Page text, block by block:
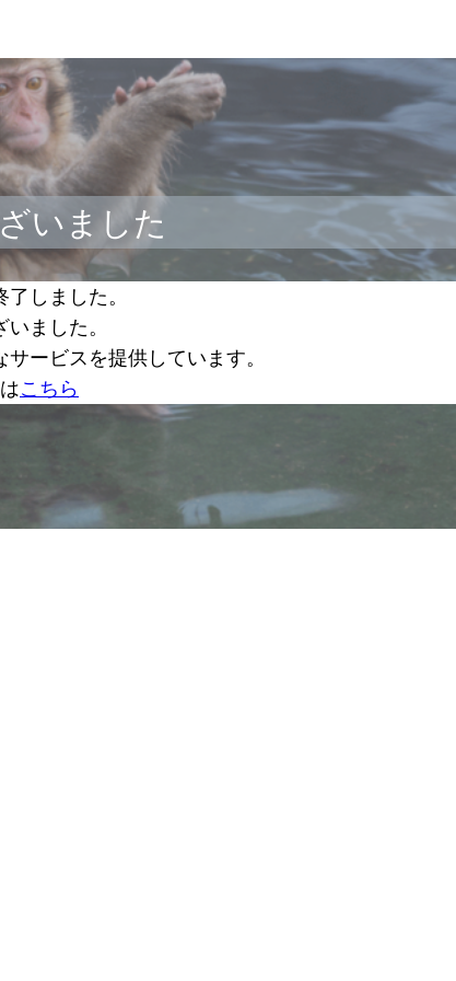
いました
しました。
ました。
ービスを提供しています。
こちら